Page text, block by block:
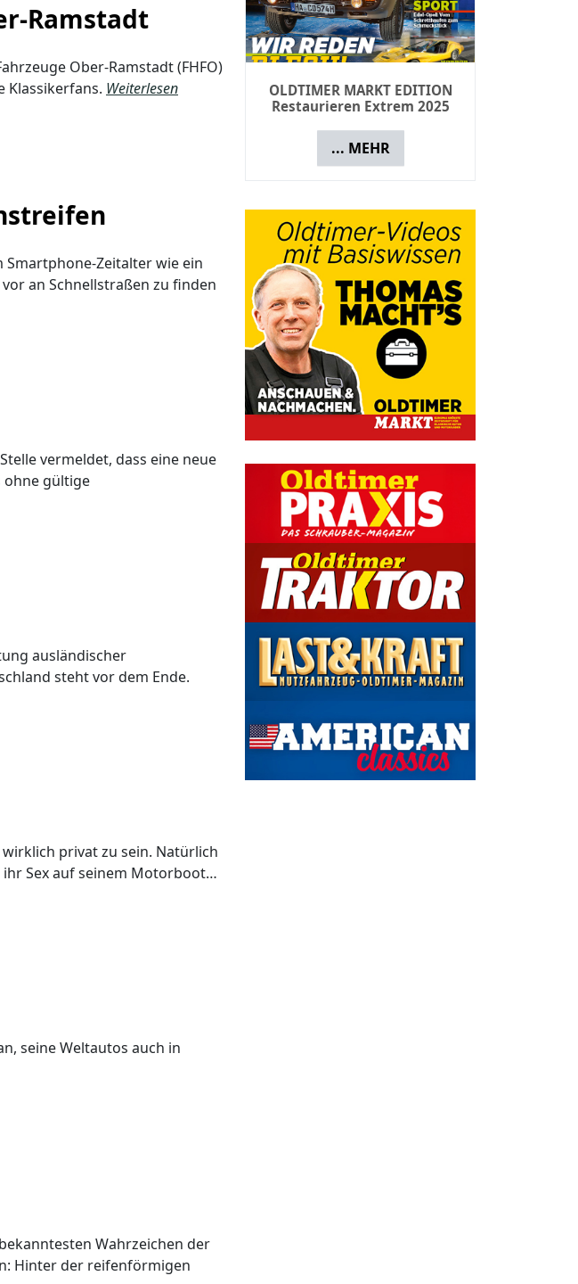
Ramstadt
Ober-Ramstadt (FHFO)
Klassikerfans. Weiterlesen
Zeitalter wie ein
an Schnellstraßen zu finden
vermeldet, dass eine neue
ohne gültige
ausländischer
steht vor dem Ende.
privat zu sein. Natürlich
ihr Sex auf seinem Motorboot…
seine Weltautos auch in
Wahrzeichen der
Hinter der reifenförmigen
OLDTIMER MARKT EDITION
Restaurieren Extrem 2025
... MEHR